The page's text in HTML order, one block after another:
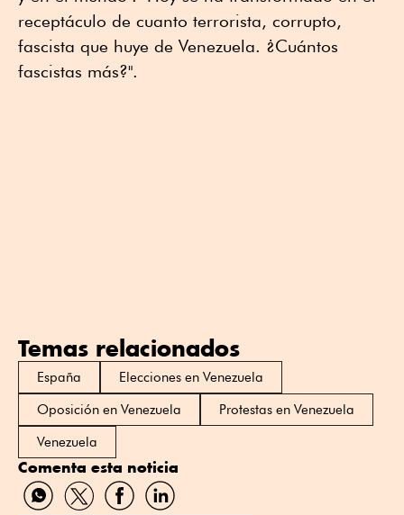
receptáculo de cuanto terrorista, corrupto,
fascista que huye de Venezuela. ¿Cuántos
fascistas más?".
Temas relacionados
España
Elecciones en Venezuela
Oposición en Venezuela
Protestas en Venezuela
Venezuela
Comenta esta noticia
CompartirCompartirCompartirCompartir